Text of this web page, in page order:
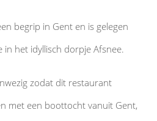
begrip in Gent en is gelegen
in het idyllisch dorpje Afsnee.
zodat dit restaurant
met een boottocht vanuit Gent,